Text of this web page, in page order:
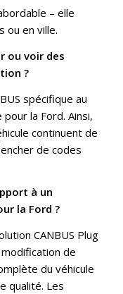
– elle
ou en ville.
ou voir des
?
spécifique au
la Ford. Ainsi,
continuent de
de codes
à un
la Ford ?
CANBUS Plug
modification de
du véhicule
qualité. Les